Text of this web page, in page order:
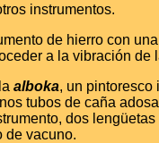
instrumentos.
de hierro con
a la vibración de
alboka, un pintoresco
tubos de caña
dos
de vacuno.